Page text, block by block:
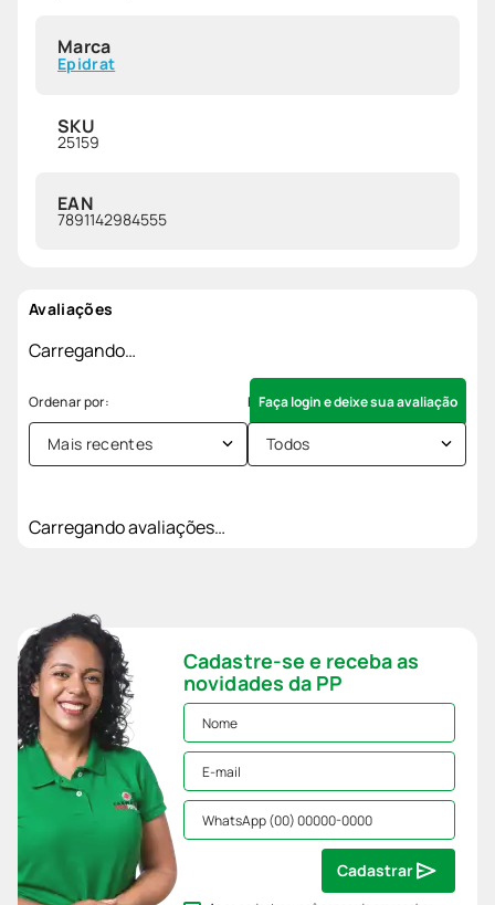
Marca
Epidrat
SKU
25159
EAN
7891142984555
Avaliações
Carregando…
Faça login e deixe sua avaliação
Mais recentes Todos
Carregando avaliações…
Cadastre-se e receba as
novidades da PP
Cadastrar